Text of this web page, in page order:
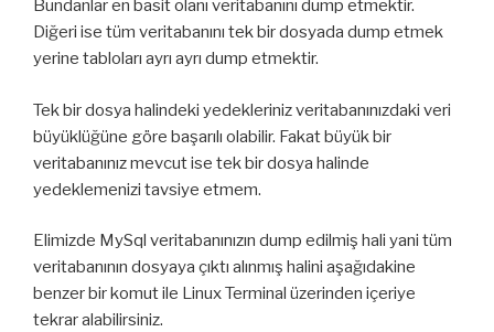
Bundanlar en basit olanı veritabanını dump etmektir.
Diğeri ise tüm veritabanını tek bir dosyada dump etmek
yerine tabloları ayrı ayrı dump etmektir.
Tek bir dosya halindeki yedekleriniz veritabanınızdaki veri
büyüklüğüne göre başarılı olabilir. Fakat büyük bir
veritabanınız mevcut ise tek bir dosya halinde
yedeklemenizi tavsiye etmem.
Elimizde MySql veritabanınızın dump edilmiş hali yani tüm
veritabanının dosyaya çıktı alınmış halini aşağıdakine
benzer bir komut ile Linux Terminal üzerinden içeriye
tekrar alabilirsiniz.